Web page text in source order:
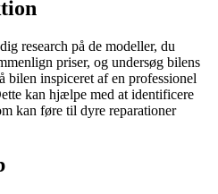
research på de modeller, du
priser, og undersøg bilens
bilen inspiceret af en professionel
kan hjælpe med at identificere
kan føre til dyre reparationer